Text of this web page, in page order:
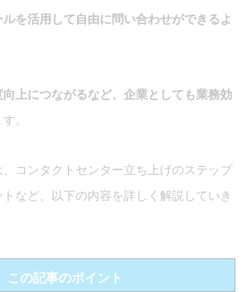
を活用して自由に問い合わせができるよ
上につながるなど、企業としても業務効
。
コンタクトセンター立ち上げのステップ
など、以下の内容を詳しく解説していき
この記事のポイント